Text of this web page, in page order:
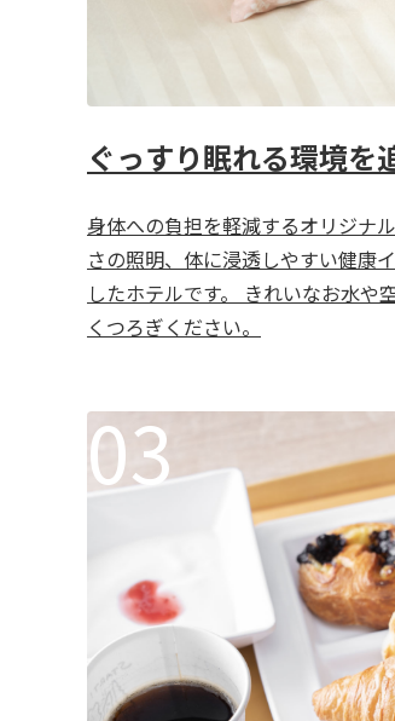
ぐっすり眠れる環境を
身体への負担を軽減するオリジナ
さの照明、体に浸透しやすい健康
したホテルです。 きれいなお水や
くつろぎください。